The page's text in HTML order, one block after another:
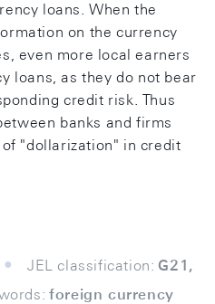
loans. When the
on the currency
even more local earners
loans, as they do not bear
credit risk. Thus
banks and firms
"dollarization" in credit
JEL classification: G21,
foreign currency